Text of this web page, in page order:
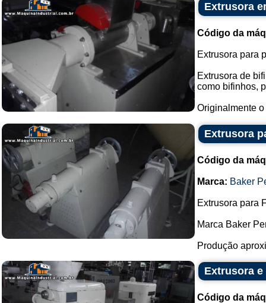
Extrusora
Código da
Extrusora para
Extrusora de
como bifinhos,
Originalmente
Extrusora
Código da
Marca: Baker
Extrusora para
Marca Baker
Produção
Extrusora
Código da